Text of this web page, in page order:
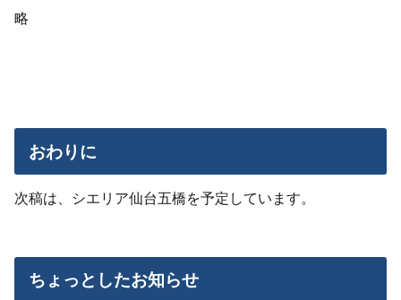
略
おわりに
次稿は、シエリア仙台五橋を予定しています。
ちょっとしたお知らせ